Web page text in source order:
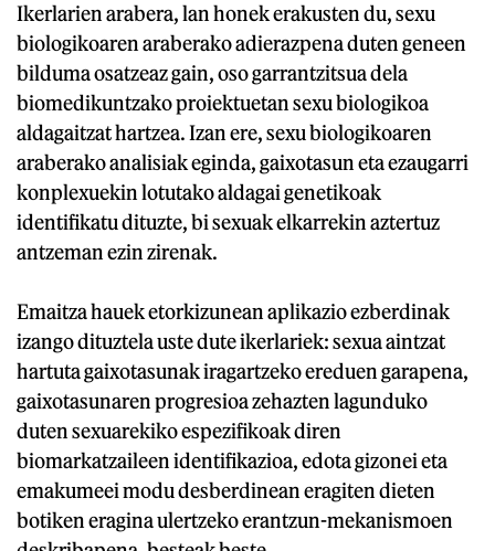
Ikerlarien arabera, lan honek erakusten du, sexu
biologikoaren araberako adierazpena duten geneen
bilduma osatzeaz gain, oso garrantzitsua dela
biomedikuntzako proiektuetan sexu biologikoa
aldagaitzat hartzea. Izan ere, sexu biologikoaren
araberako analisiak eginda, gaixotasun eta ezaugarri
konplexuekin lotutako aldagai genetikoak
identifikatu dituzte, bi sexuak elkarrekin aztertuz
antzeman ezin zirenak.
Emaitza hauek etorkizunean aplikazio ezberdinak
izango dituztela uste dute ikerlariek: sexua aintzat
hartuta gaixotasunak iragartzeko ereduen garapena,
gaixotasunaren progresioa zehazten lagunduko
duten sexuarekiko espezifikoak diren
biomarkatzaileen identifikazioa, edota gizonei eta
emakumeei modu desberdinean eragiten dieten
botiken eragina ulertzeko erantzun-mekanismoen